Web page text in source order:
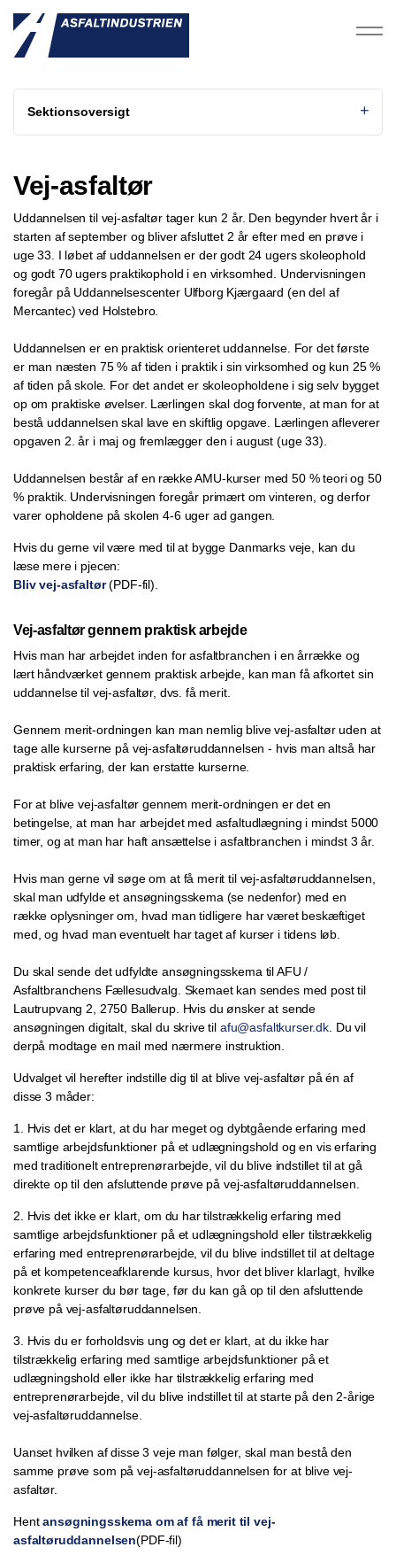
Sektionsoversigt
Vej-asfaltør
Uddannelsen til vej-asfaltør tager kun 2 år. Den begynder hvert år i
starten af september og bliver afsluttet 2 år efter med en prøve i
uge 33. I løbet af uddannelsen er der godt 24 ugers skoleophold
og godt 70 ugers praktikophold i en virksomhed. Undervisningen
foregår på Uddannelsescenter Ulfborg Kjærgaard (en del af
Mercantec) ved Holstebro.
Uddannelsen er en praktisk orienteret uddannelse. For det første
er man næsten 75 % af tiden i praktik i sin virksomhed og kun 25 %
af tiden på skole. For det andet er skoleopholdene i sig selv bygget
op om praktiske øvelser. Lærlingen skal dog forvente, at man for at
bestå uddannelsen skal lave en skiftlig opgave. Lærlingen afleverer
opgaven 2. år i maj og fremlægger den i august (uge 33).
Uddannelsen består af en række AMU-kurser med 50 % teori og 50
% praktik. Undervisningen foregår primært om vinteren, og derfor
varer opholdene på skolen 4-6 uger ad gangen.
Hvis du gerne vil være med til at bygge Danmarks veje, kan du
læse mere i pjecen:
Bliv vej-asfaltør(PDF-fil).
Vej-asfaltør gennem praktisk arbejde
Hvis man har arbejdet inden for asfaltbranchen i en årrække og
lært håndværket gennem praktisk arbejde, kan man få afkortet sin
uddannelse til vej-asfaltør, dvs. få merit.
Gennem merit-ordningen kan man nemlig blive vej-asfaltør uden at
tage alle kurserne på vej-asfaltøruddannelsen - hvis man altså har
praktisk erfaring, der kan erstatte kurserne.
For at blive vej-asfaltør gennem merit-ordningen er det en
betingelse, at man har arbejdet med asfaltudlægning i mindst 5000
timer, og at man har haft ansættelse i asfaltbranchen i mindst 3 år.
Hvis man gerne vil søge om at få merit til vej-asfaltøruddannelsen,
skal man udfylde et ansøgningsskema (se nedenfor) med en
række oplysninger om, hvad man tidligere har været beskæftiget
med, og hvad man eventuelt har taget af kurser i tidens løb.
Du skal sende det udfyldte ansøgningsskema til AFU /
Asfaltbranchens Fællesudvalg. Skemaet kan sendes med post til
Lautrupvang 2, 2750 Ballerup. Hvis du ønsker at sende
ansøgningen digitalt, skal du skrive til afu@asfaltkurser.dk . Du vil
derpå modtage en mail med nærmere instruktion.
Udvalget vil herefter indstille dig til at blive vej-asfaltør på én af
disse 3 måder:
1. Hvis det er klart, at du har meget og dybtgående erfaring med
samtlige arbejdsfunktioner på et udlægningshold og en vis erfaring
med traditionelt entreprenørarbejde, vil du blive indstillet til at gå
direkte op til den afsluttende prøve på vej-asfaltøruddannelsen.
2. Hvis det ikke er klart, om du har tilstrækkelig erfaring med
samtlige arbejdsfunktioner på et udlægningshold eller tilstrækkelig
erfaring med entreprenørarbejde, vil du blive indstillet til at deltage
på et kompetenceafklarende kursus, hvor det bliver klarlagt, hvilke
konkrete kurser du bør tage, før du kan gå op til den afsluttende
prøve på vej-asfaltøruddannelsen.
3. Hvis du er forholdsvis ung og det er klart, at du ikke har
tilstrækkelig erfaring med samtlige arbejdsfunktioner på et
udlægningshold eller ikke har tilstrækkelig erfaring med
entreprenørarbejde, vil du blive indstillet til at starte på den 2-årige
vej-asfaltøruddannelse.
Uanset hvilken af disse 3 veje man følger, skal man bestå den
samme prøve som på vej-asfaltøruddannelsen for at blive vej-
asfaltør.
Hentansøgningsskema om af få merit til vej-
asfaltøruddannelsen(PDF-fil)